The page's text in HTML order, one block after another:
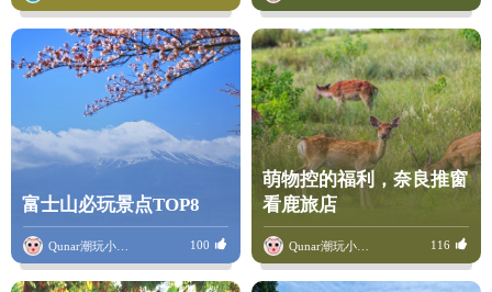
富士山必玩景点TOP8
100
萌物控的福利，奈良推窗
看鹿旅店
116